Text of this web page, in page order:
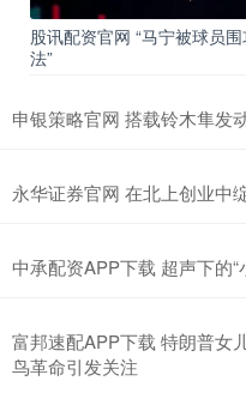
股讯配资官网 “马宁被球员
法”
申银策略官网 搭载铃木隼发
永华证券官网 在北上创业中
中承配资APP下载 超声下
富邦速配APP下载 特朗普女
鸟革命引发关注